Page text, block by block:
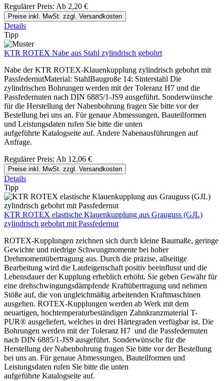
Regulärer Preis: Ab 2,20 €
Preise inkl. MwSt. zzgl. Versandkosten
Details
Tipp
KTR ROTEX Nabe aus Stahl zylindrisch gebohrt
Nabe der KTR ROTEX-Klauenkupplung zylindrisch gebohrt mit
PassfedernutMaterial: StahlBaugroße 14: Sinterstahl Die
zylindrischen Bohrungen werden mit der Toleranz H7 und die
Passfedernuten nach DIN 6885/1-JS9 ausgeführt. Sonderwünsche
für die Herstellung der Nabenbohrung fragen Sie bitte vor der
Bestellung bei uns an. Für genaue Abmessungen, Bauteilformen
und Leistungsdaten rufen Sie bitte die unten
aufgeführte Katalogseite auf. Andere Nabenausführungen auf
Anfrage.
Regulärer Preis: Ab 12,06 €
Preise inkl. MwSt. zzgl. Versandkosten
Details
Tipp
KTR ROTEX elastische Klauenkupplung aus Grauguss (GJL)
zylindrisch gebohrt mit Passfedernut
ROTEX-Kupplungen zeichnen sich durch kleine Baumaße, geringe
Gewichte und niedrige Schwungmomente bei hoher
Drehmomentübertragung aus. Durch die präzise, allseitige
Bearbeitung wird die Laufeigenschaft positiv beeinflusst und die
Lebensdauer der Kupplung erheblich erhöht. Sie geben Gewähr für
eine drehschwingungsdämpfende Kraftübertragung und nehmen
Stöße auf, die von ungleichmäßig arbeitenden Kraftmaschinen
ausgehen. ROTEX-Kupplungen werden ab Werk mit dem
neuartigen, hochtemperaturbeständigen Zahnkranzmaterial T-
PUR® ausgeliefert, welches in drei Härtegraden verfügbar ist. Die
Bohrungen werden mit der Toleranz H7 und die Passfedernuten
nach DIN 6885/1-JS9 ausgeführt. Sonderwünsche für die
Herstellung der Nabenbohrung fragen Sie bitte vor der Bestellung
bei uns an. Für genaue Abmessungen, Bauteilformen und
Leistungsdaten rufen Sie bitte die unten
aufgeführte Katalogseite auf.